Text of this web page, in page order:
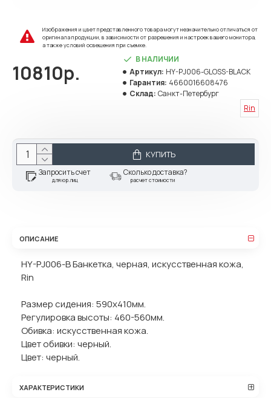
Изображения и цвет представленного товара могут незначительно отличаться от
оригинала продукции, в зависимости от разрешения и настроек вашего монитора,
а также условий освещения при съемке.
10810р.
В НАЛИЧИИ
Артикул: HY-PJ006-GLOSS-BLACK
Гарантия: 4660016608476
Склад: Санкт-Петербург
Rin
КУПИТЬ
Запросить счет
для юр.лиц
Сколько доставка?
расчет стоимости
ОПИСАНИЕ
HY-PJ006-B Банкетка, черная, искусственная кожа,
Rin
Размер сидения: 590х410мм.
Регулировка высоты: 460-560мм.
Обивка: искусственная кожа.
Цвет обивки: черный.
Цвет: черный.
ХАРАКТЕРИСТИКИ